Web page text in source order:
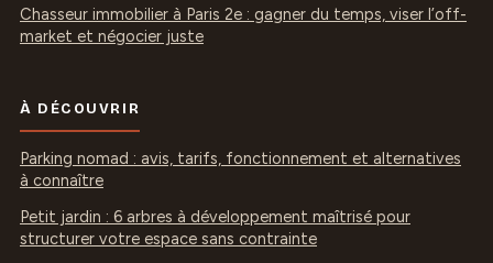
Chasseur immobilier à Paris 2e : gagner du temps, viser l’off-
market et négocier juste
À DÉCOUVRIR
Parking nomad : avis, tarifs, fonctionnement et alternatives
à connaître
Petit jardin : 6 arbres à développement maîtrisé pour
structurer votre espace sans contrainte